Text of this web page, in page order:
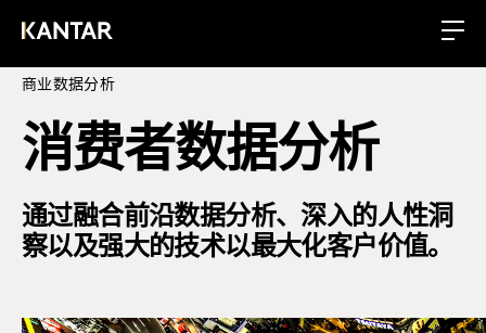
商业数据分析
消费者数据分析
通过融合前沿数据分析、深入的人性洞
察以及强大的技术以最大化客户价值。